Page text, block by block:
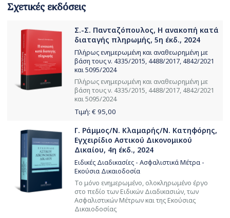
Σχετικές εκδόσεις
Σ.-Σ. Πανταζόπουλος, Η ανακοπή κατά
διαταγής πληρωμής, 5η έκδ., 2024
Πλήρως ενημερωμένη και αναθεωρημένη με
βάση τους ν. 4335/2015, 4488/2017, 4842/2021
και 5095/2024
Πλήρως ενημερωμένη και αναθεωρημένη με
βάση τους ν. 4335/2015, 4488/2017, 4842/2021
και 5095/2024
Τιμή: € 95,00
Γ. Ράμμος/Ν. Κλαμαρής/Ν. Κατηφόρης,
Εγχειρίδιο Αστικού Δικονομικού
Δικαίου, 4η έκδ., 2024
Ειδικές Διαδικασίες - Ασφαλιστικά Μέτρα -
Εκούσια Δικαιοδοσία
Το μόνο ενημερωμένο, ολοκληρωμένο έργο
στο πεδίο των Ειδικών Διαδικασιών, των
Ασφαλιστικών Μέτρων και της Εκούσιας
Δικαιοδοσίας